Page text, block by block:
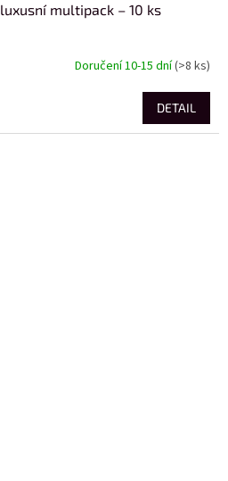
multipack – 10 ks
Doručení 10-15 dní(>8 ks)
DETAIL